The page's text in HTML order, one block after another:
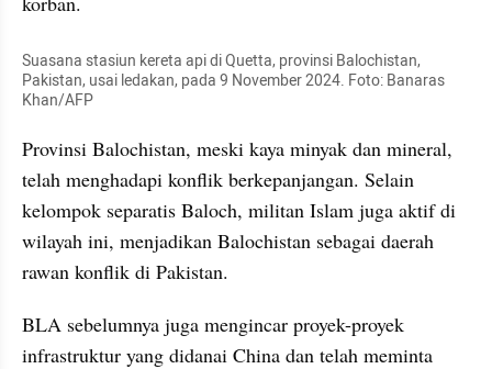
Suasana stasiun kereta api di Quetta, provinsi Balochistan,
Pakistan, usai ledakan, pada 9 November 2024. Foto: Banaras
Khan/AFP
Provinsi Balochistan, meski kaya minyak dan mineral,
telah menghadapi konflik berkepanjangan. Selain
kelompok separatis Baloch, militan Islam juga aktif di
wilayah ini, menjadikan Balochistan sebagai daerah
rawan konflik di Pakistan.
BLA sebelumnya juga mengincar proyek-proyek
infrastruktur yang didanai China dan telah meminta